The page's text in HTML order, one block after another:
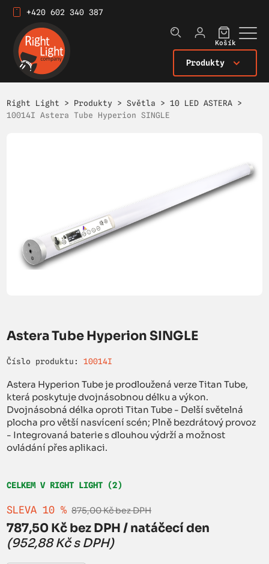
+420 602 340 387
Produkty
Košík
Right Light > Produkty >Světla >10 LED ASTERA >
10014I Astera Tube Hyperion SINGLE
Astera Tube Hyperion SINGLE
Číslo produktu: 10014I
Astera Hyperion Tube je prodloužená verze Titan Tube,
která poskytuje dvojnásobnou délku a výkon.
Dvojnásobná délka oproti Titan Tube - Delší světelná
plocha pro větší nasvícení scén; Plně bezdrátový provoz
- Integrovaná baterie s dlouhou výdrží a možnost
ovládání přes aplikaci.
CELKEM V RIGHT LIGHT (2)
SLEVA 10 % 875,00 Kč bez DPH
787,50 Kč bez DPH / natáčecí den
(952,88 Kč s DPH)